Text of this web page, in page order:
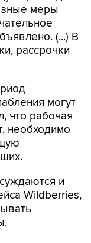
меры
(...) В
рассрочки
могут
что рабочая
необходимо
и
Wildberries,